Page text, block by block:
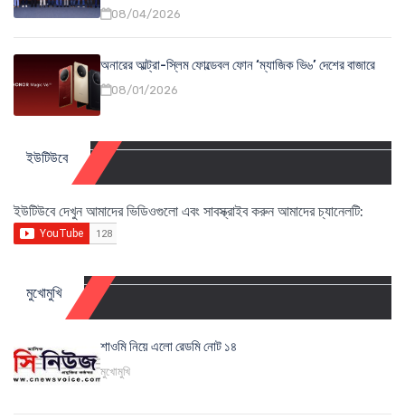
08/04/2026
অনারের আল্ট্রা-স্লিম ফোল্ডেবল ফোন ‘ম্যাজিক ভি৬’ দেশের বাজারে
08/01/2026
ইউটিউবে
ইউটিউবে দেখুন আমাদের ভিডিওগুলো এবং সাবস্ক্রাইব করুন আমাদের চ্যানেলটি:
মুখোমুখি
শাওমি নিয়ে এলো রেডমি নোট ১৪
মুখোমুখি